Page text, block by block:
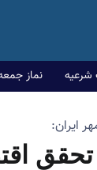
شرعیه نماز
ایران:
تحقق